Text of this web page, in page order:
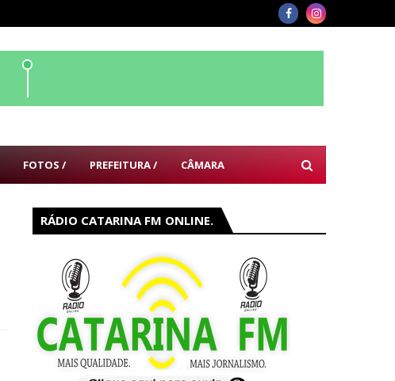
FOTOS / PREFEITURA / CÂMARA
RÁDIO CATARINA FM ONLINE.